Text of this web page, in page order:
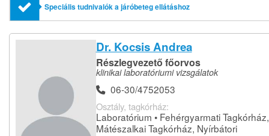
Speciális tudnivalók a járóbeteg ellátáshoz
Dr. Kocsis Andrea
Részlegvezető főorvos
klinikai laboratóriumi vizsgálatok
06-30/4752053
Osztály, tagkórház:
Laboratórium • Fehérgyarmati Tagkórház,
Mátészalkai Tagkórház, Nyírbátori